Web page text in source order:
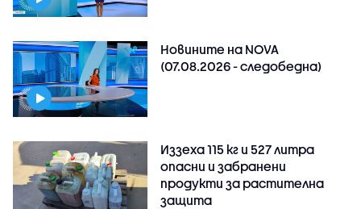
Новините на NOVA
(07.08.2026 - следобедна)
Иззеха 115 кг и 527 литра
опасни и забранени
продукти за растителна
защита